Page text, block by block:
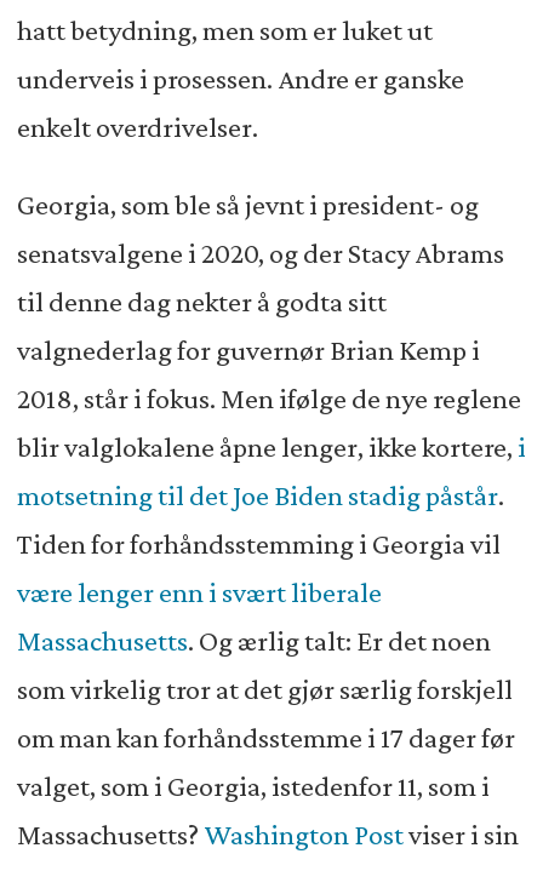
hatt betydning, men som er luket ut
underveis i prosessen. Andre er ganske
enkelt overdrivelser.
Georgia, som ble så jevnt i president- og
senatsvalgene i 2020, og der Stacy Abrams
til denne dag nekter å godta sitt
valgnederlag for guvernør Brian Kemp i
2018, står i fokus. Men ifølge de nye reglene
blir valglokalene åpne lenger, ikke kortere, i
motsetning til det Joe Biden stadig påstår.
Tiden for forhåndsstemming i Georgia vil
være lenger enn i svært liberale
Massachusetts. Og ærlig talt: Er det noen
som virkelig tror at det gjør særlig forskjell
om man kan forhåndsstemme i 17 dager før
valget, som i Georgia, istedenfor 11, som i
Massachusetts? Washington Postviser i sin